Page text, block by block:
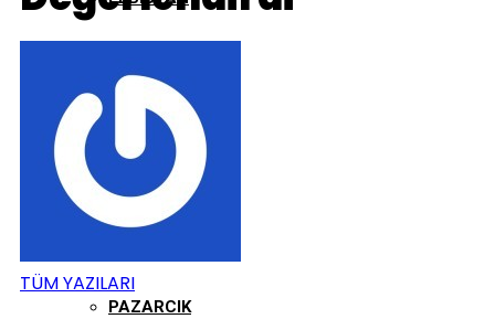
GÖKSUN
NURHAK
ONIKIŞUBAT
PAZARCIK
TÜM YAZILARI